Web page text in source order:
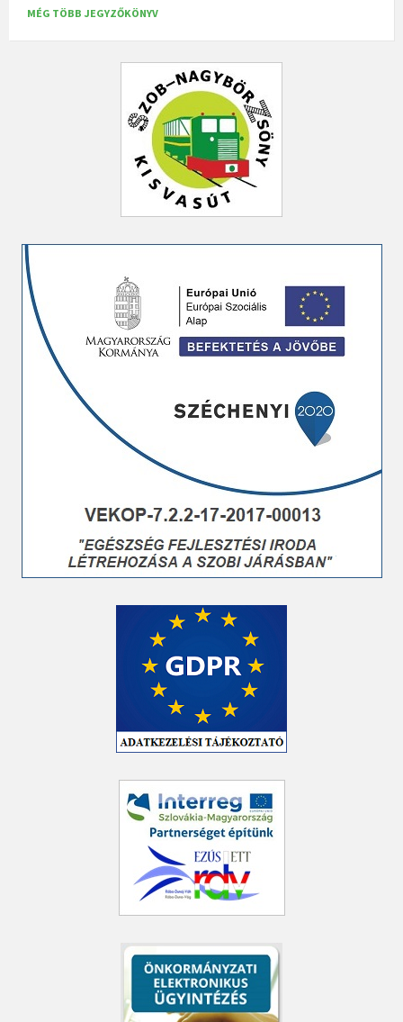
MÉG TÖBB JEGYZŐKÖNYV